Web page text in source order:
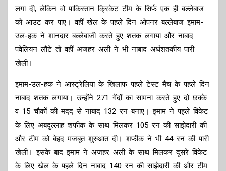
लगा दी, लेकिन वो पाकिस्तान क्रिकेट टीम के सिर्फ एक ही बल्लेबाज
को आउट कर पाए। वहीं खेल के पहले दिन ओपनर बल्लेबाज इमाम-
उल-हक ने शानदार बल्लेबाजी करते हुए शतक लगाया और नाबाद
पवेलियन लौटे तो वहीं अजहर अली ने भी नाबाद अर्धशतकीय पारी
खेली।
इमाम-उल-हक ने आस्ट्रेलिया के खिलाफ पहले टेस्ट मैच के पहले दिन
नाबाद शतक लगाया। उन्होंने 271 गेंदों का सामना करते हुए दो छक्के
व 15 चौकों की मदद से नाबाद 132 रन बनाए। इमाम ने पहले विकेट
के लिए अबदुल्लाह शफीक के साथ मिलकर 105 रन की साझेदारी की
और टीम को बेहद मजबूत शुरुआत दी। शफीक ने भी 44 रन की पारी
खेली। इसके बाद इमाम ने अजहर अली के साथ मिलकर दूसरे विकेट
के लिए खेल के पहले दिन नाबाद 140 रन की साझेदारी की और टीम